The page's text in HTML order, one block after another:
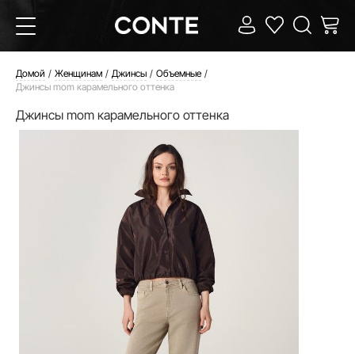
Домой Женщинам Джинсы
Объемные
Джинсы mom карамельного оттенка
Джинсы mom карамельного оттенка